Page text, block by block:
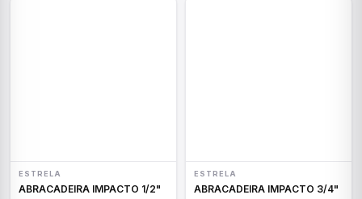
ESTRELA
ABRACADEIRA IMPACTO 1/2"
ESTRELA
ABRACADEIRA IMPACTO 3/4"